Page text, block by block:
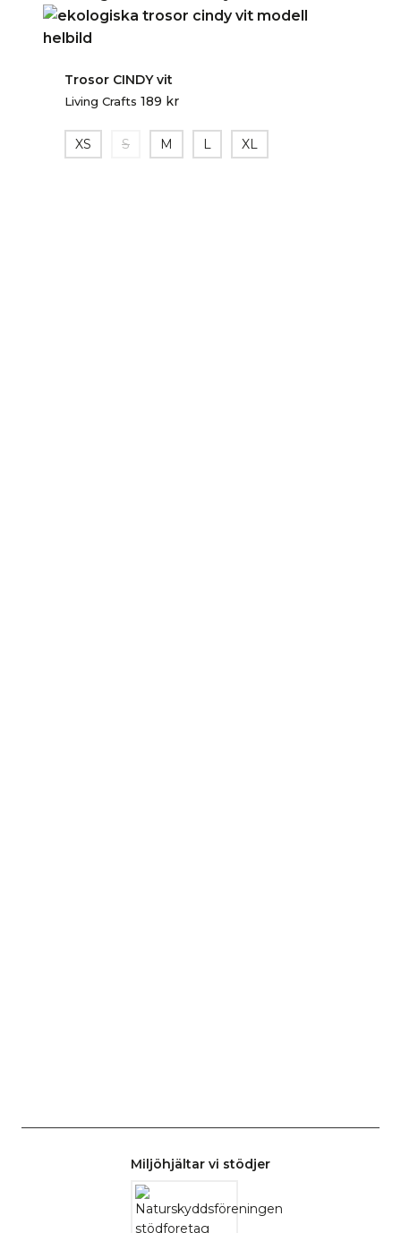
Trosor CINDY vit
Living Crafts 189 kr
XS S M L XL
Miljöhjältar vi stödjer